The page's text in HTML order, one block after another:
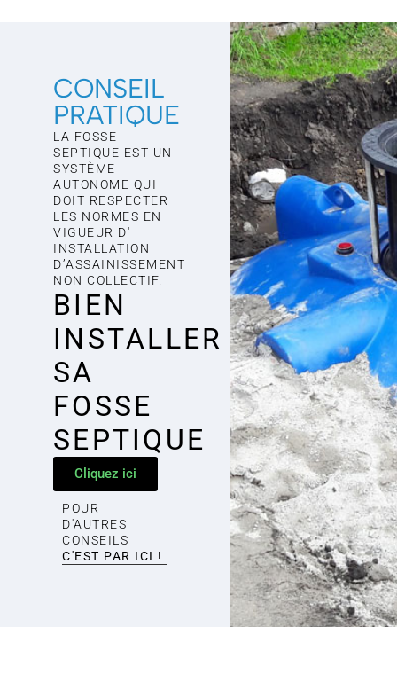
CONSEIL
PRATIQUE
LA FOSSE
SEPTIQUE EST UN
SYSTÈME
AUTONOME QUI
DOIT RESPECTER
LES NORMES EN
VIGUEUR D'
INSTALLATION
D’ASSAINISSEMENT
NON COLLECTIF.
BIEN
INSTALLER
SA
FOSSE
SEPTIQUE
Cliquez ici
POUR
D'AUTRES
CONSEILS
C'EST PAR ICI !